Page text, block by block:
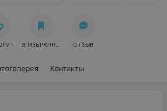
Контакты
В ИЗБРАННОЕ ОТЗЫВ